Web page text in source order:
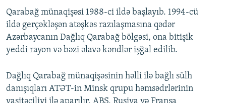
Qarabağ münaqişəsi 1988-ci ildə başlayıb. 1994-cü
ildə gerçəkləşən atəşkəs razılaşmasına qədər
Azərbaycanın Dağlıq Qarabağ bölgəsi, ona bitişik
yeddi rayon və bəzi əlavə kəndlər işğal edilib.
Dağlıq Qarabağ münaqişəsinin həlli ilə bağlı sülh
danışıqları ATƏT-in Minsk qrupu həmsədrlərinin